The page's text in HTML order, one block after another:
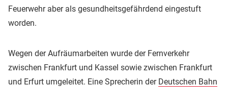
Feuerwehr aber als gesundheitsgefährdend eingestuft
worden.
Wegen der Aufräumarbeiten wurde der Fernverkehr
zwischen Frankfurt und Kassel sowie zwischen Frankfurt
und Erfurt umgeleitet. Eine Sprecherin der Deutschen Bahn